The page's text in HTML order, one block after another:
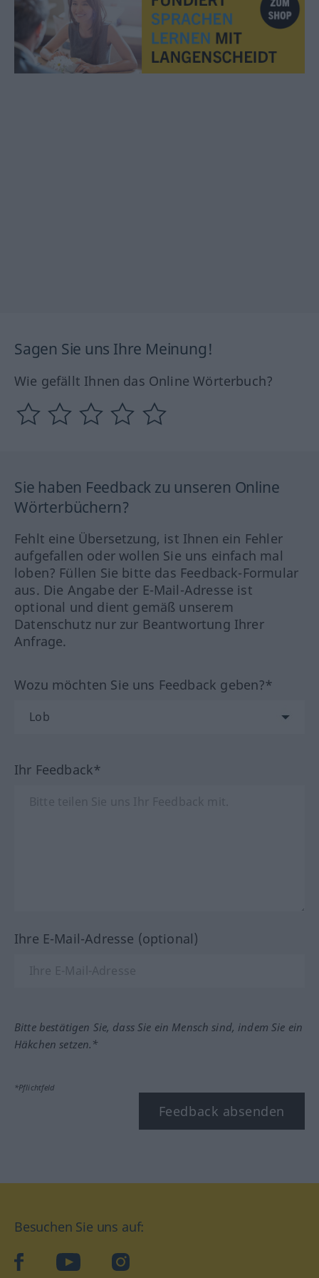
Sagen Sie uns Ihre Meinung!
Wie gefällt Ihnen das Online Wörterbuch?
Sie haben Feedback zu unseren Online
Wörterbüchern?
Fehlt eine Übersetzung, ist Ihnen ein Fehler
aufgefallen oder wollen Sie uns einfach mal
loben? Füllen Sie bitte das Feedback-Formular
aus. Die Angabe der E-Mail-Adresse ist
optional und dient gemäß unserem
Datenschutz nur zur Beantwortung Ihrer
Anfrage.
Wozu möchten Sie uns Feedback geben?*
Ihr Feedback*
Ihre E-Mail-Adresse (optional)
Bitte bestätigen Sie, dass Sie ein Mensch sind, indem Sie ein
Häkchen setzen.*
*Pflichtfeld
Feedback absenden
Besuchen Sie uns auf:
facebookYouTube Instagram